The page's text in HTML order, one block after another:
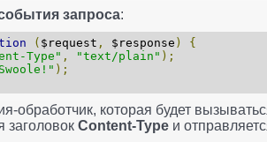
запроса:
( $request , $response )
{
Type" , "text/plain" );
);
обработчик, которая будет
заголовок Content-Type и